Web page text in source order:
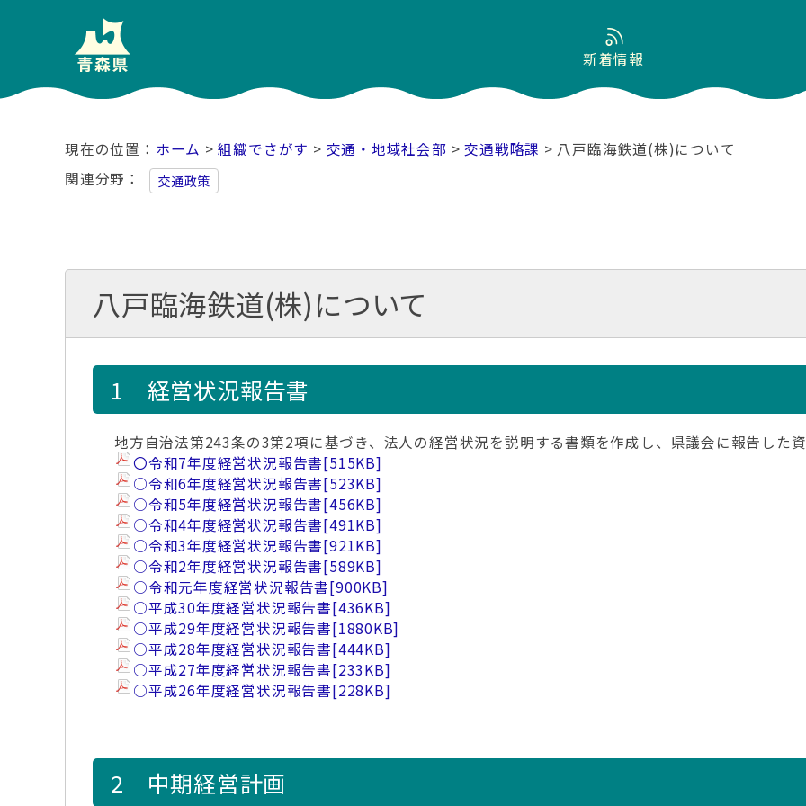
新着情報
ホーム >組織でさがす > 交通・地域社会部 >交通戦略課 > 八戸臨海鉄道(株)について
関連分野
交通政策
八戸臨海鉄道(株)について
1 経営状況報告書
地方自治法第243条の3第2項に基づき、法人の経営状況を説明する書類を作成し、県議会に報告した資
〇令和7年度経営状況報告書[515KB]
○令和6年度経営状況報告書[523KB]
○令和5年度経営状況報告書[456KB]
○令和4年度経営状況報告書[491KB]
○令和3年度経営状況報告書[921KB]
○令和2年度経営状況報告書[589KB]
○令和元年度経営状況報告書[900KB]
○平成30年度経営状況報告書[436KB]
○平成29年度経営状況報告書[1880KB]
○平成28年度経営状況報告書[444KB]
○平成27年度経営状況報告書[233KB]
○平成26年度経営状況報告書[228KB]
2 中期経営計画